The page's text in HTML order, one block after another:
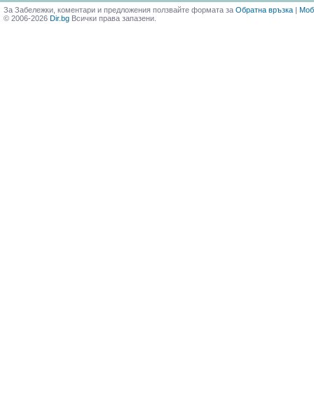
За Забележки, коментари и предложения ползвайте формата за Обратна връзка |
© 2006-2026 Dir.bg Всички права запазени.